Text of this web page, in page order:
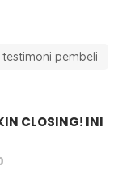
testimoni pembeli
CLOSING! INI